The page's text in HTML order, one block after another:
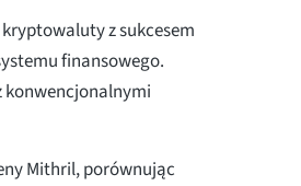
z sukcesem
finansowego.
konwencjonalnymi
Mithril, porównując